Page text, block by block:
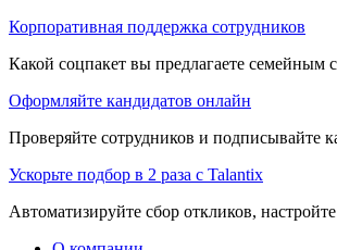
Корпоративная поддержка сотрудников
Какой соцпакет вы предлагаете семейным
Оформляйте кандидатов онлайн
Проверяйте сотрудников и подписывайте
Ускорьте подбор в 2 раза с Talantix
Автоматизируйте сбор откликов,